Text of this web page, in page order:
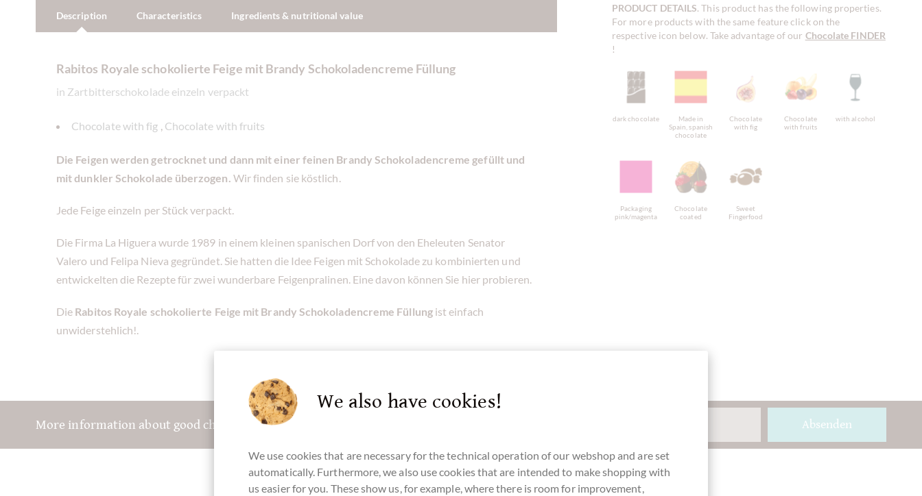
Description Characteristics Ingredients & nutritional value
Rabitos Royale schokolierte Feige mit Brandy Schokoladencreme Füllung
in Zartbitterschokolade einzeln verpackt
Chocolate with fig , Chocolate with fruits
Die Feigen werden getrocknet und dann mit einer feinen Brandy Schokoladencreme gefüllt und
mit dunkler Schokolade überzogen. Wir finden sie köstlich.
Jede Feige einzeln per Stück verpackt.
Die Firma La Higuera wurde 1989 in einem kleinen spanischen Dorf von den Eheleuten Senator
Valero und Felipa Nieva gegründet. Sie hatten die Idee Feigen mit Schokolade zu kombinierten und
entwickelten die Rezepte für zwei wunderbare Feigenpralinen. Eine davon können Sie hier probieren.
Die Rabitos Royale schokolierte Feige mit Brandy Schokoladencreme Füllungist einfach
unwiderstehlich!.
PRODUCT DETAILS. This product has the following properties.
For more products with the same feature click on the
respective icon below. Take advantage of our Chocolate FINDER
!
dark chocolate
Made in
Spain, spanish
chocolate
Chocolate
with fig
Chocolate
with fruits
with alcohol
Packaging
pink/magenta
Chocolate
coated
Sweet
Fingerfood
More information about good chocolate? Register here for our SchokoNEWS: Absenden
We also have cookies!
We use cookies that are necessary for the technical operation of our webshop and are set
automatically. Furthermore, we also use cookies that are intended to make shopping with
us easier for you. These show us, for example, where there is room for improvement,